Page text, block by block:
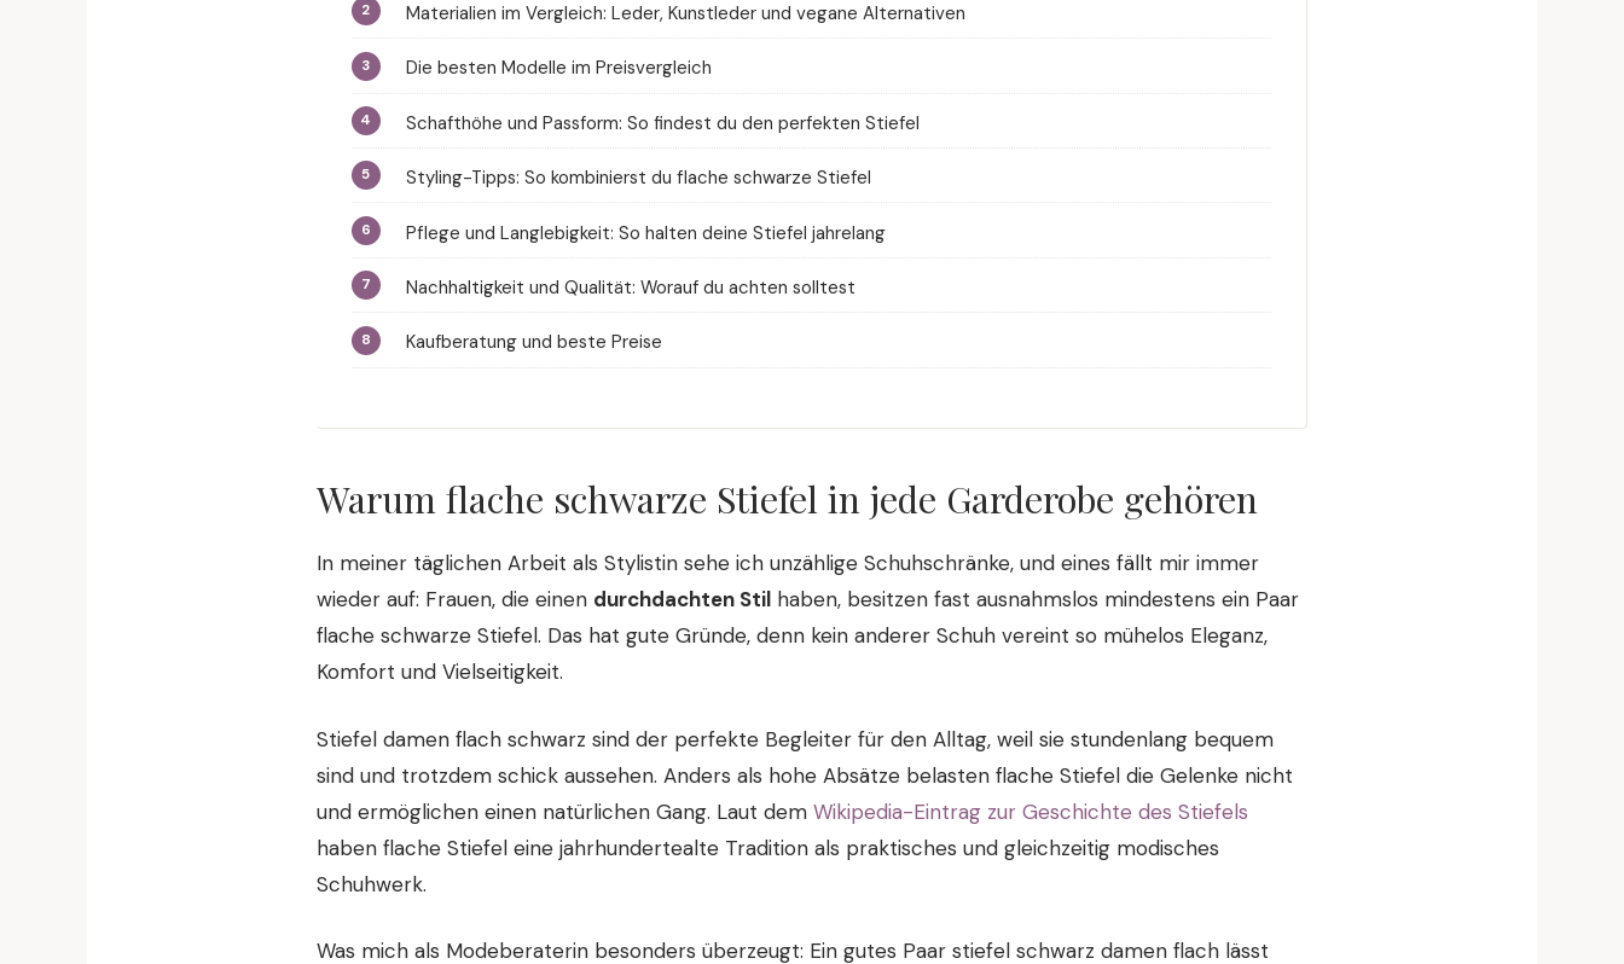
Materialien im Vergleich: Leder, Kunstleder und vegane Alternativen
Die besten Modelle im Preisvergleich
Schafthöhe und Passform: So findest du den perfekten Stiefel
Styling-Tipps: So kombinierst du flache schwarze Stiefel
Pflege und Langlebigkeit: So halten deine Stiefel jahrelang
Nachhaltigkeit und Qualität: Worauf du achten solltest
Kaufberatung und beste Preise
Warum flache schwarze Stiefel in jede Garderobe gehören
In meiner täglichen Arbeit als Stylistin sehe ich unzählige Schuhschränke, und eines fällt mir immer
wieder auf: Frauen, die einen durchdachten Stil haben, besitzen fast ausnahmslos mindestens ein Paar
flache schwarze Stiefel. Das hat gute Gründe, denn kein anderer Schuh vereint so mühelos Eleganz,
Komfort und Vielseitigkeit.
Stiefel damen flach schwarz sind der perfekte Begleiter für den Alltag, weil sie stundenlang bequem
sind und trotzdem schick aussehen. Anders als hohe Absätze belasten flache Stiefel die Gelenke nicht
und ermöglichen einen natürlichen Gang. Laut dem Wikipedia-Eintrag zur Geschichte des Stiefels
haben flache Stiefel eine jahrhundertealte Tradition als praktisches und gleichzeitig modisches
Schuhwerk.
Was mich als Modeberaterin besonders überzeugt: Ein gutes Paar stiefel schwarz damen flach lässt